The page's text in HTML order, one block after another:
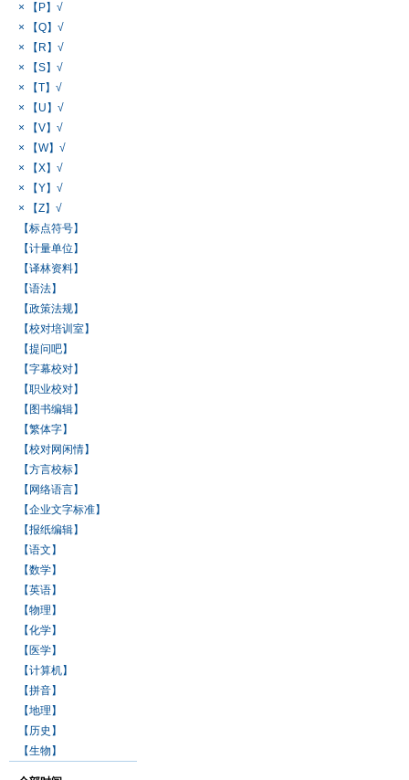
× 【P】√
× 【Q】√
× 【R】√
× 【S】√
× 【T】√
× 【U】√
× 【V】√
× 【W】√
× 【X】√
× 【Y】√
× 【Z】√
【标点符号】
【计量单位】
【译林资料】
【语法】
【政策法规】
【校对培训室】
【提问吧】
【字幕校对】
【职业校对】
【图书编辑】
【繁体字】
【校对网闲情】
【方言校标】
【网络语言】
【企业文字标准】
【报纸编辑】
【语文】
【数学】
【英语】
【物理】
【化学】
【医学】
【计算机】
【拼音】
【地理】
【历史】
【生物】